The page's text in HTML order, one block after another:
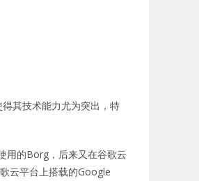
其技术能力尤为突出，特
用的Borg，后来又在谷歌云
云平台上搭载的Google